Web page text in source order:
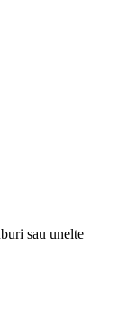
sau unelte